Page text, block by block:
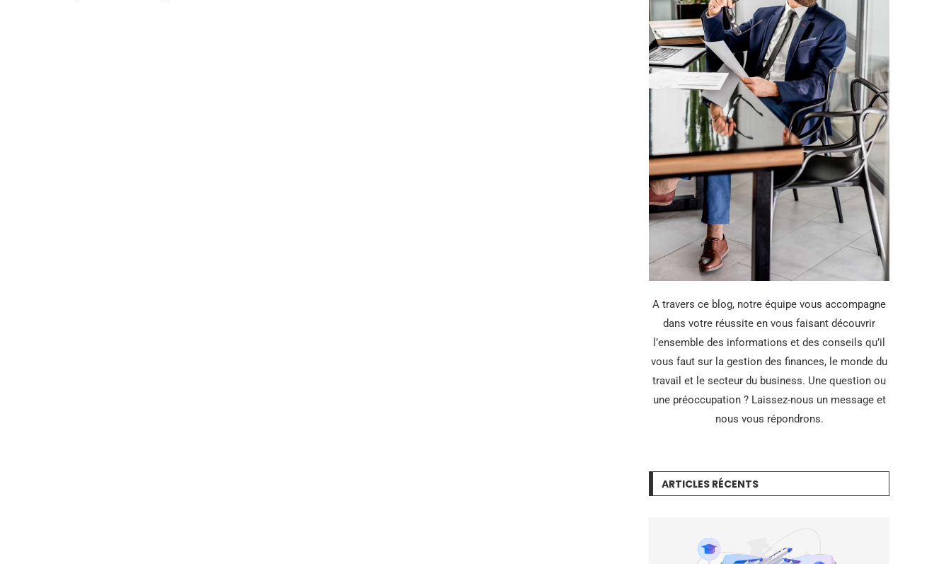
A travers ce blog, notre équipe vous accompagne
dans votre réussite en vous faisant découvrir
l’ensemble des informations et des conseils qu’il
vous faut sur la gestion des finances, le monde du
travail et le secteur du business. Une question ou
une préoccupation ? Laissez-nous un message et
nous vous répondrons.
ARTICLES RÉCENTS